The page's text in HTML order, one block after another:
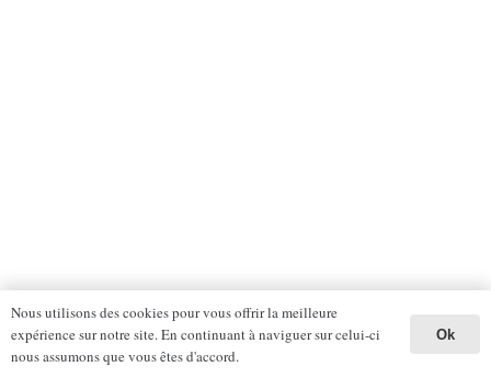
Nous utilisons des cookies pour vous offrir la meilleure
expérience sur notre site. En continuant à naviguer sur celui-ci
nous assumons que vous êtes d'accord.
Ok